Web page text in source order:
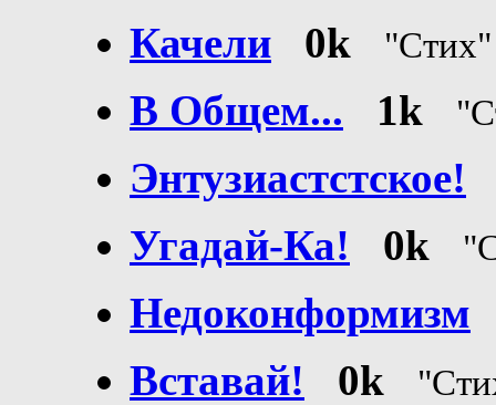
Качели 0k
В Общем... 1k
Энтузиастстское!
Угадай-Ка!
0k
Недоконформизм
Вставай!
0k